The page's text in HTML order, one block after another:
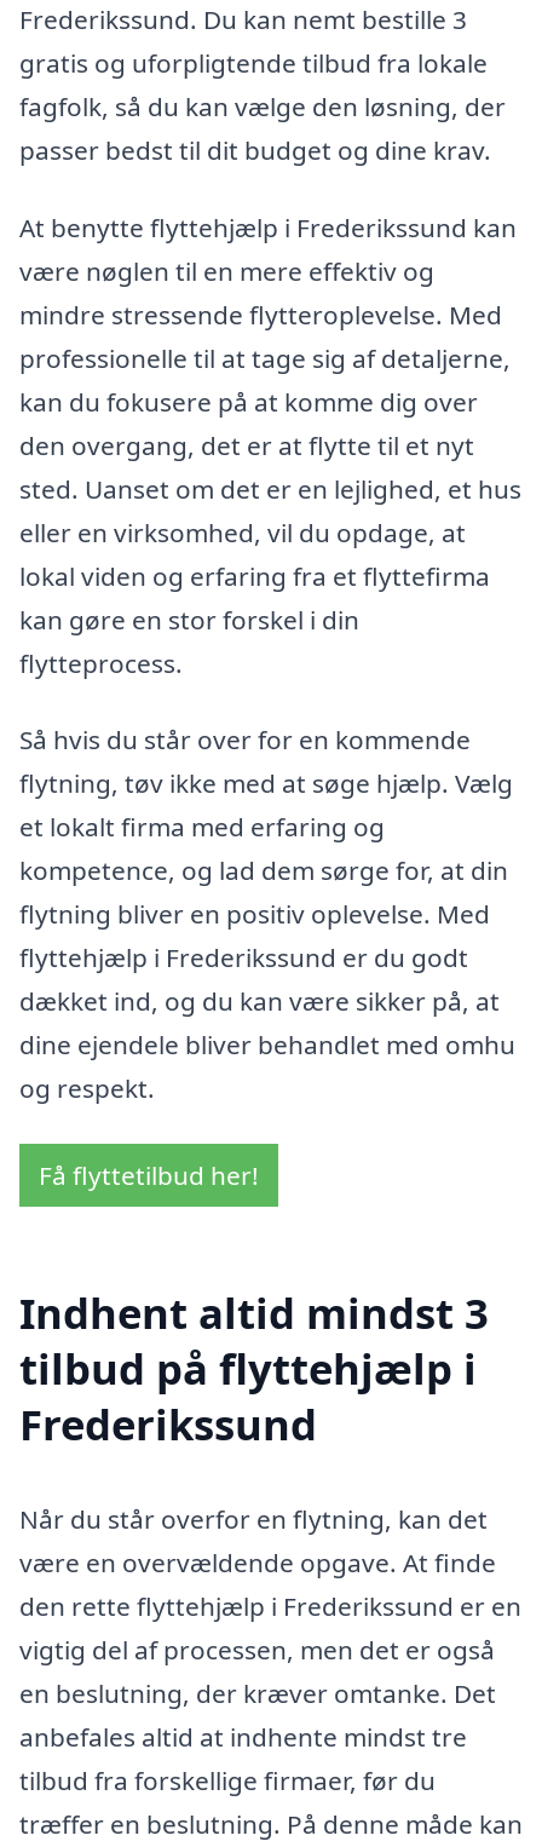
Frederikssund. Du kan nemt bestille 3
gratis og uforpligtende tilbud fra lokale
fagfolk, så du kan vælge den løsning, der
passer bedst til dit budget og dine krav.
At benytte flyttehjælp i Frederikssund kan
være nøglen til en mere effektiv og
mindre stressende flytteroplevelse. Med
professionelle til at tage sig af detaljerne,
kan du fokusere på at komme dig over
den overgang, det er at flytte til et nyt
sted. Uanset om det er en lejlighed, et hus
eller en virksomhed, vil du opdage, at
lokal viden og erfaring fra et flyttefirma
kan gøre en stor forskel i din
flytteprocess.
Så hvis du står over for en kommende
flytning, tøv ikke med at søge hjælp. Vælg
et lokalt firma med erfaring og
kompetence, og lad dem sørge for, at din
flytning bliver en positiv oplevelse. Med
flyttehjælp i Frederikssund er du godt
dækket ind, og du kan være sikker på, at
dine ejendele bliver behandlet med omhu
og respekt.
Få flyttetilbud her!
Indhent altid mindst 3
tilbud på flyttehjælp i
Frederikssund
Når du står overfor en flytning, kan det
være en overvældende opgave. At finde
den rette flyttehjælp i Frederikssund er en
vigtig del af processen, men det er også
en beslutning, der kræver omtanke. Det
anbefales altid at indhente mindst tre
tilbud fra forskellige firmaer, før du
træffer en beslutning. På denne måde kan